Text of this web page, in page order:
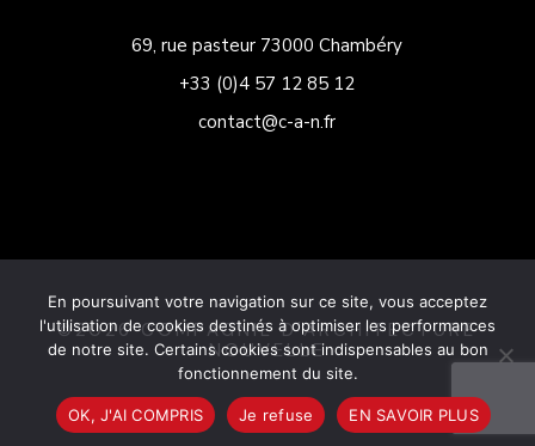
69, rue pasteur 73000 Chambéry
+33 (0)4 57 12 85 12
contact@c-a-n.fr
©2026 COMPAGNIE D'ARCHITECTURE
NOUVELLE
En poursuivant votre navigation sur ce site, vous acceptez
l'utilisation de cookies destinés à optimiser les performances
de notre site. Certains cookies sont indispensables au bon
fonctionnement du site.
OK, J'AI COMPRIS Je refuse EN SAVOIR PLUS